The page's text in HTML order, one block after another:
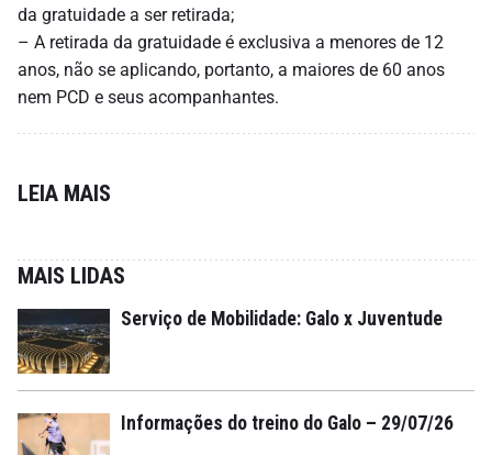
da gratuidade a ser retirada;
– A retirada da gratuidade é exclusiva a menores de 12
anos, não se aplicando, portanto, a maiores de 60 anos
nem PCD e seus acompanhantes.
LEIA MAIS
MAIS LIDAS
Serviço de Mobilidade: Galo x Juventude
Informações do treino do Galo – 29/07/26